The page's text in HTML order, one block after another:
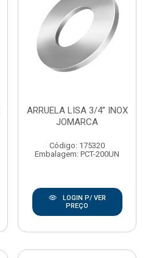
ARRUELA LISA 3/4” INOX
JOMARCA
Código: 175320
Embalagem: PCT-200UN
LOGIN P/ VER
PREÇO